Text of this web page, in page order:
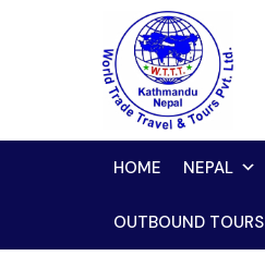
HOME NEPAL
OUTBOUND TOURS